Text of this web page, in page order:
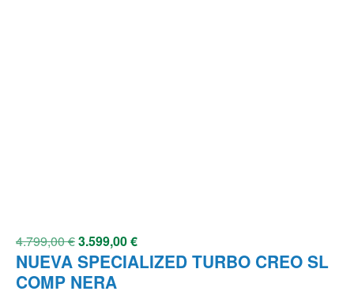
4.799,00€3.599,00€
NUEVA SPECIALIZED TURBO CREO SL
COMP NERA